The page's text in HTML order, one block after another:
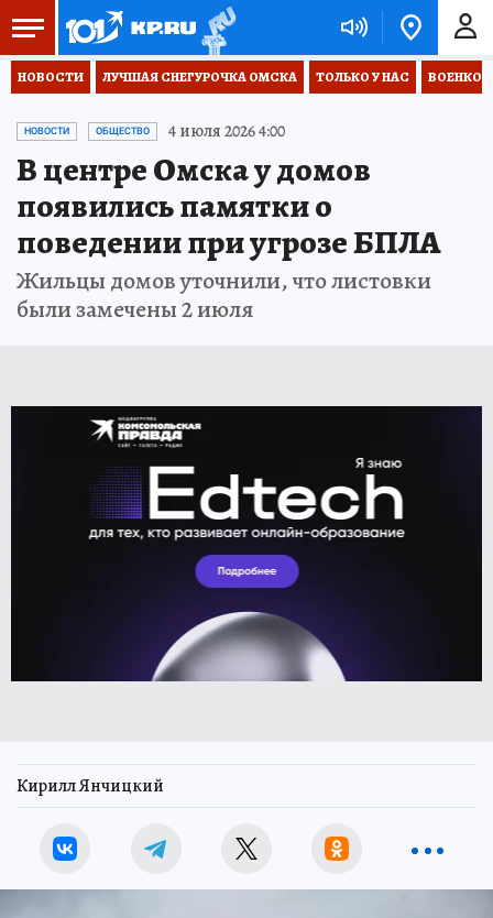
НОВОСТИ ЛУЧШАЯ СНЕГУРОЧКА ОМСКА ТОЛЬКО У НАС
НОВОСТИ ОБЩЕСТВО 4 июля 2026 4:00
В центре Омска у домов
появились памятки о
поведении при угрозе БПЛА
Жильцы домов уточнили, что листовки
были замечены 2 июля
Кирилл Янчицкий